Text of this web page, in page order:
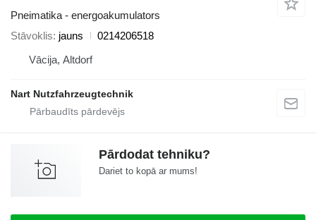
Pneimatika - energoakumulators
Stāvoklis jauns
0214206518
Vācija, Altdorf
Nart Nutzfahrzeugtechnik
Pārdodat tehniku?
Dariet to kopā ar mums!